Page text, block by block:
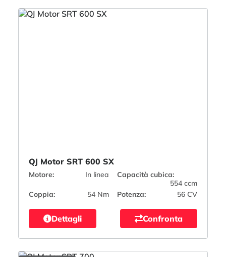
QJ Motor SRT 600 SX
Motore: In linea
Capacità cubica:
554 ccm
Coppia:
54 Nm Potenza: 56 CV
Dettagli Confronta